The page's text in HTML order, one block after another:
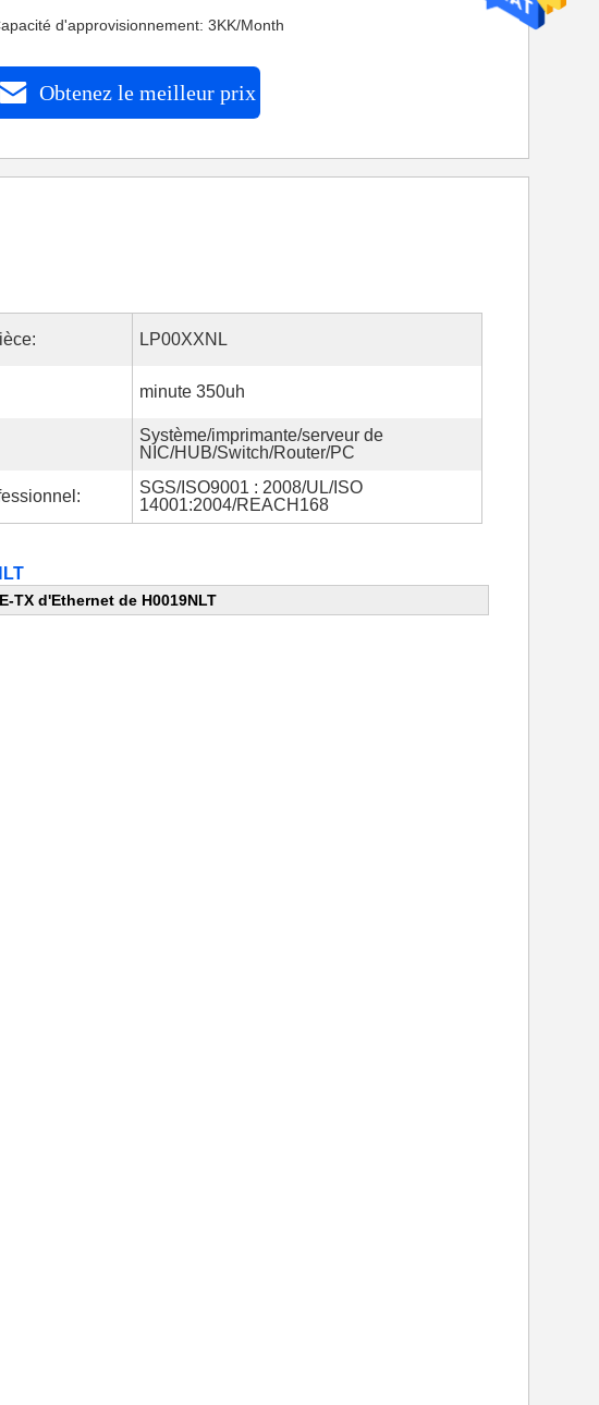
d'approvisionnement: 3KK/Month
Obtenez le meilleur prix
LP00XXNL
minute 350uh
Système/imprimante/serveur de
NIC/HUB/Switch/Router/PC
SGS/ISO9001 : 2008/UL/ISO
14001:2004/REACH168
TX d'Ethernet de H0019NLT